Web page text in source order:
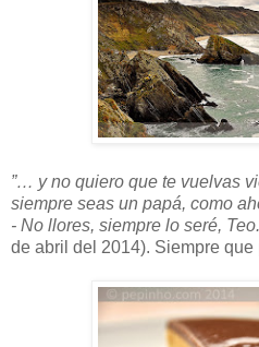
”… y no quiero que te vuelvas
siempre seas un papá, como
- No llores, siempre lo seré,
de abril del 2014). Siempre que